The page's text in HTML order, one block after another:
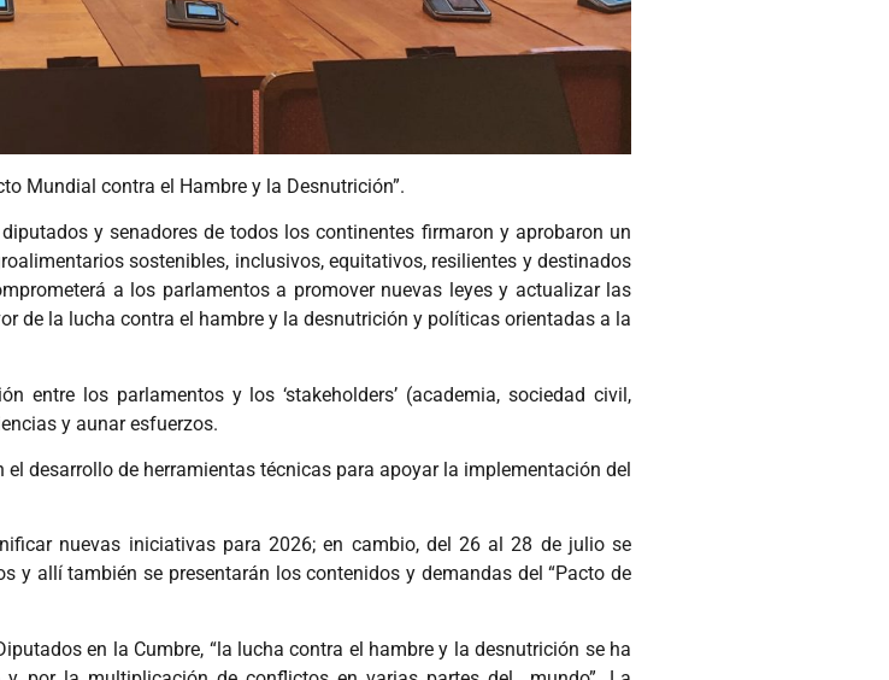
Mundial contra el Hambre y la Desnutrición”.
y senadores de todos los continentes firmaron y aprobaron un
sostenibles, inclusivos, equitativos, resilientes y destinados
a los parlamentos a promover nuevas leyes y actualizar las
de la lucha contra el hambre y la desnutrición y políticas orientadas a la
entre los parlamentos y los ‘stakeholders’ (academia, sociedad civil,
y aunar esfuerzos.
desarrollo de herramientas técnicas para apoyar la implementación del
nuevas iniciativas para 2026; en cambio, del 26 al 28 de julio se
y allí también se presentarán los contenidos y demandas del “Pacto de
en la Cumbre, “la lucha contra el hambre y la desnutrición se ha